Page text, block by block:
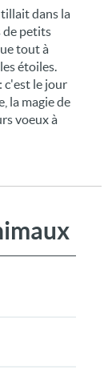
dans la
de petits
tout à
étoiles.
c'est le jour
la magie de
voeux à